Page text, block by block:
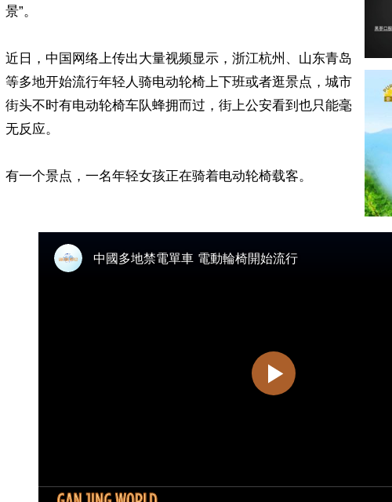
景”。
近日，中国网络上传出大量视频显示，浙江杭州、山东青岛
等多地开始流行年轻人骑电动轮椅上下班或者逛景点，城市
街头不时有电动轮椅车队蜂拥而过，街上公安看到也只能毫
无反应。